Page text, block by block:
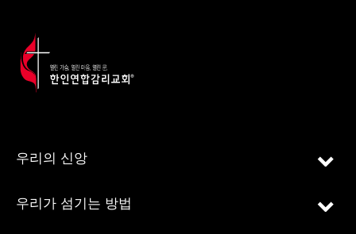
우리의 신앙
우리가 섬기는 방법